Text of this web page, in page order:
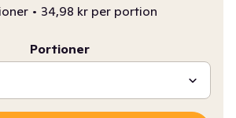
• 34,98 kr per portion
Portioner